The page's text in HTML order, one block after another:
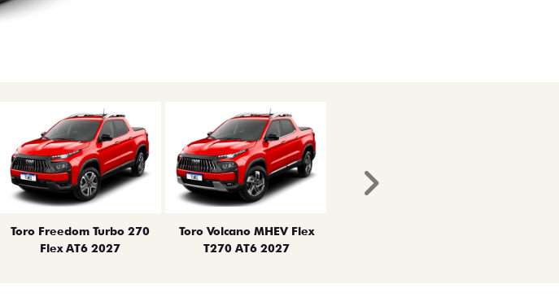
Toro Freedom Turbo 270
Flex AT6 2027
Toro Volcano MHEV Flex
T270 AT6 2027
Próximo